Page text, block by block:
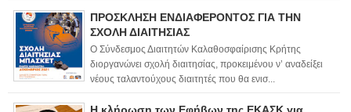
ΠΡΟΣΚΛΗΣΗ ΕΝΔΙΑΦΕΡΟΝΤΟΣ ΓΙΑ ΤΗΝ
ΣΧΟΛΗ ΔΙΑΙΤΗΣΙΑΣ
Ο Σύνδεσμος Διαιτητών Καλαθοσφαίρισης Κρήτης
διοργανώνει σχολή διαιτησίας, προκειμένου ν’ αναδείξει
νέους ταλαντούχους διαιτητές που θα ενισ...